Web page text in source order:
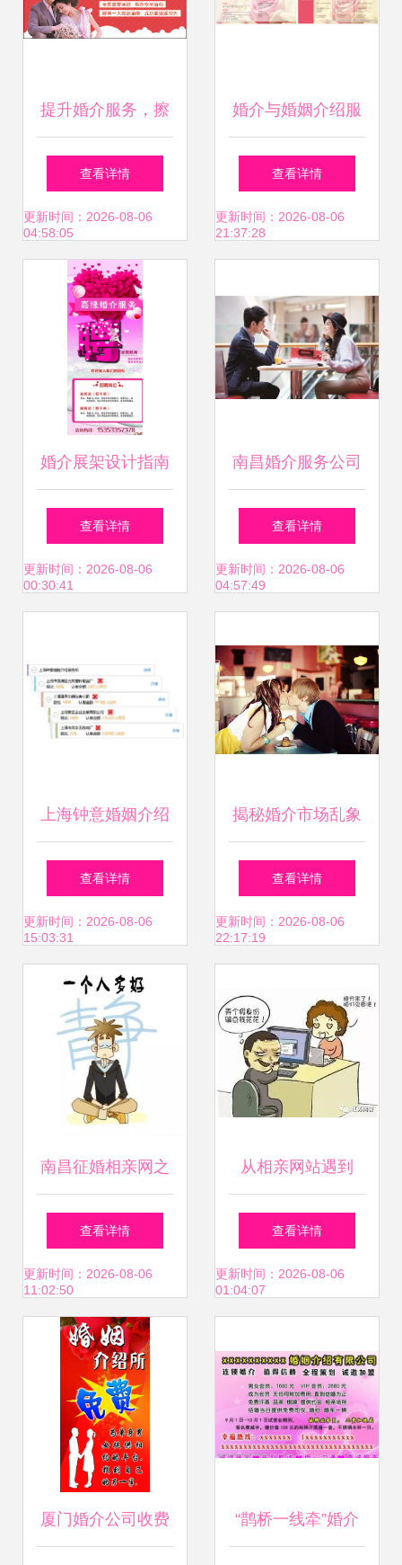
提升婚介服务，擦
亮幸福底色——我
主良缘在杭州的领
先之路
查看详情
更新时间：2026-08-06
04:58:05
婚介与婚姻介绍服
务 现状、思考与选
择建议
查看详情
更新时间：2026-08-06
21:37:28
婚介展架设计指南
免费资源与灵感全
集
查看详情
更新时间：2026-08-06
00:30:41
南昌婚介服务公司
之挽回女朋友的误
区 婚姻介绍服务
查看详情
更新时间：2026-08-06
04:57:49
上海钟意婚姻介绍
服务所 专业婚介，
助您邂逅理想伴侣
查看详情
更新时间：2026-08-06
15:03:31
揭秘婚介市场乱象
高额会员费背
后，“定制服务”何
查看详情
更新时间：2026-08-06
22:17:19
南昌征婚相亲网之
怎样提高相亲成功
率——借助婚姻介
绍服务实现高效脱
单
查看详情
更新时间：2026-08-06
11:02:50
从相亲网站遇到
查看详情
更新时间：2026-08-06
01:04:07
厦门婚介公司收费 “鹊桥一线牵”婚介